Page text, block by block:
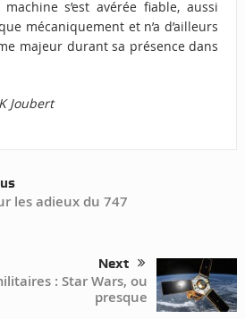
s’est avérée fiable, aussi
mécaniquement et n’a d’ailleurs
majeur durant sa présence dans
Joubert
les adieux du 747
Next
: Star Wars, ou
presque